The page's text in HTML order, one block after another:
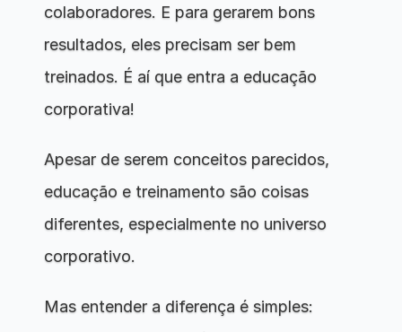
colaboradores. E para gerarem bons
resultados, eles precisam ser bem
treinados. É aí que entra a educação
corporativa!
Apesar de serem conceitos parecidos,
educação e treinamento são coisas
diferentes, especialmente no universo
corporativo.
Mas entender a diferença é simples: